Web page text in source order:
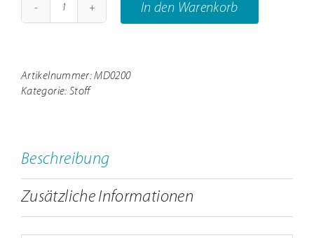
Möbeldecken
In den Warenkorb
Artikelnummer:MD0200
Kategorie: Stoff
Beschreibung
Zusätzliche Informationen